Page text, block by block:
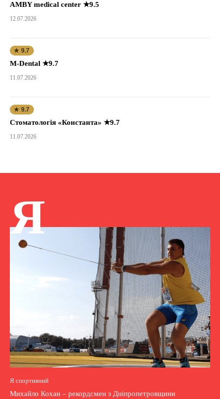
AMBY medical center ★9.5
12.07.2026
★ 9.7
M-Dental ★9.7
11.07.2026
★ 9.7
Стоматологія «Константа» ★9.7
11.07.2026
Я
Я спортивний
Михайло Кохан – рекордсмен з Дніпропетровщини